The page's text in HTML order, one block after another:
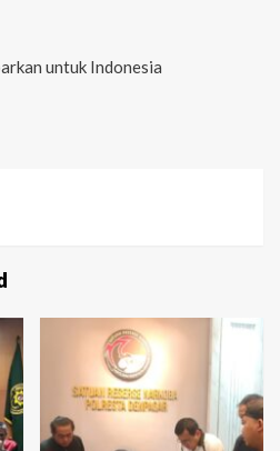
untuk Indonesia